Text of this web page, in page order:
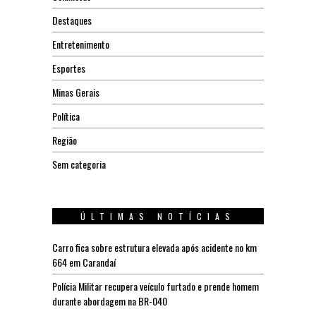
Destaques
Entretenimento
Esportes
Minas Gerais
Política
Região
Sem categoria
ÚLTIMAS NOTÍCIAS
Carro fica sobre estrutura elevada após acidente no km
664 em Carandaí
Polícia Militar recupera veículo furtado e prende homem
durante abordagem na BR-040